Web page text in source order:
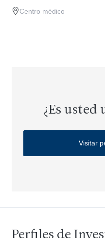
Centro médico
¿Es usted
Visitar
Perfiles de